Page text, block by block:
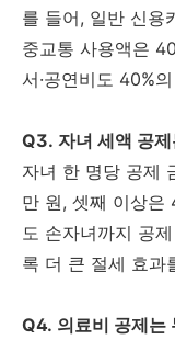
를 들어, 일반 신용
중교통 사용액은
서·공연비도 40%
Q3. 자녀 세액 공
자녀 한 명당 공제
만 원, 셋째 이상은
도 손자녀까지 공
록 더 큰 절세 효과
Q4. 의료비 공제는